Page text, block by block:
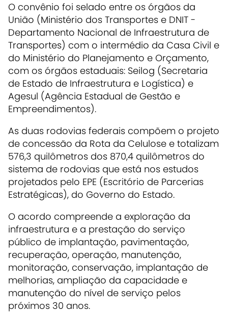
O convênio foi selado entre os órgãos da
União (Ministério dos Transportes e DNIT -
Departamento Nacional de Infraestrutura de
Transportes) com o intermédio da Casa Civil e
do Ministério do Planejamento e Orçamento,
com os órgãos estaduais: Seilog (Secretaria
de Estado de Infraestrutura e Logística) e
Agesul (Agência Estadual de Gestão e
Empreendimentos).
As duas rodovias federais compõem o projeto
de concessão da Rota da Celulose e totalizam
576,3 quilômetros dos 870,4 quilômetros do
sistema de rodovias que está nos estudos
projetados pelo EPE (Escritório de Parcerias
Estratégicas), do Governo do Estado.
O acordo compreende a exploração da
infraestrutura e a prestação do serviço
público de implantação, pavimentação,
recuperação, operação, manutenção,
monitoração, conservação, implantação de
melhorias, ampliação da capacidade e
manutenção do nível de serviço pelos
próximos 30 anos.